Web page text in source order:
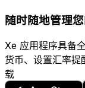
随时随地管理
Xe 应用程序具备
货币、设置汇率提
载